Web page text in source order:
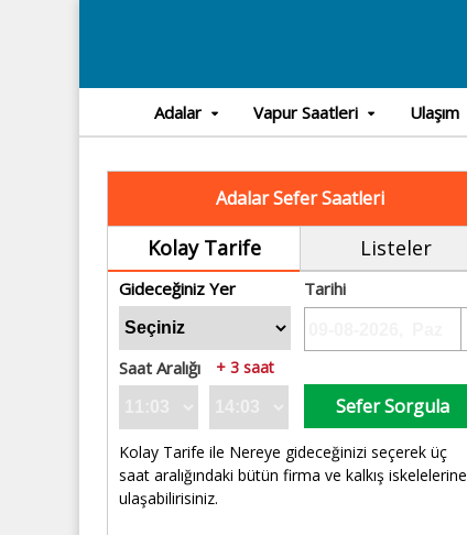
Adalar Vapur Saatleri Ulaşım
Adalar Sefer Saatleri
Kolay Tarife Listeler
Gideceğiniz Yer Tarihi
Saat Aralığı + 3 saat
Sefer Sorgula
Kolay Tarife ile Nereye gideceğinizi seçerek üç
saat aralığındaki bütün firma ve kalkış iskelelerine
ulaşabilirisiniz.